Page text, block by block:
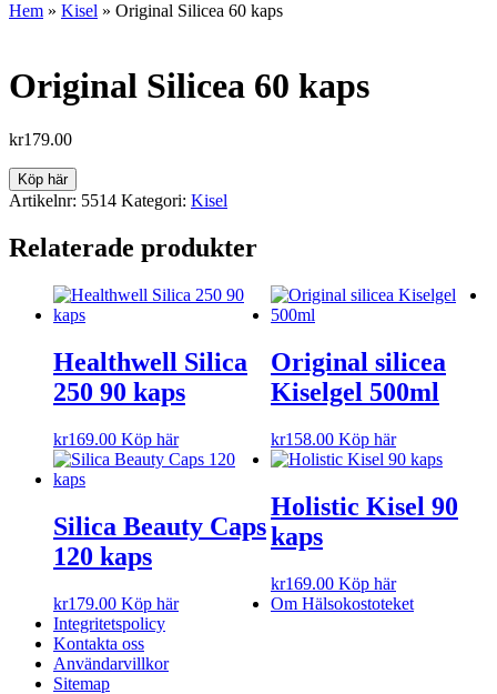
Hem » Kisel » Original Silicea 60 kaps
Original Silicea 60 kaps
kr179.00
Köp här
Artikelnr: 5514 Kategori: Kisel
Relaterade produkter
Healthwell Silica
250 90 kaps
kr169.00 Köp här
Original silicea
Kiselgel 500ml
kr158.00 Köp här
Silica Beauty Caps
120 kaps
kr179.00 Köp här
Holistic Kisel 90
kaps
kr169.00 Köp här
Om Hälsokostoteket
Integritetspolicy
Kontakta oss
Användarvillkor
Sitemap